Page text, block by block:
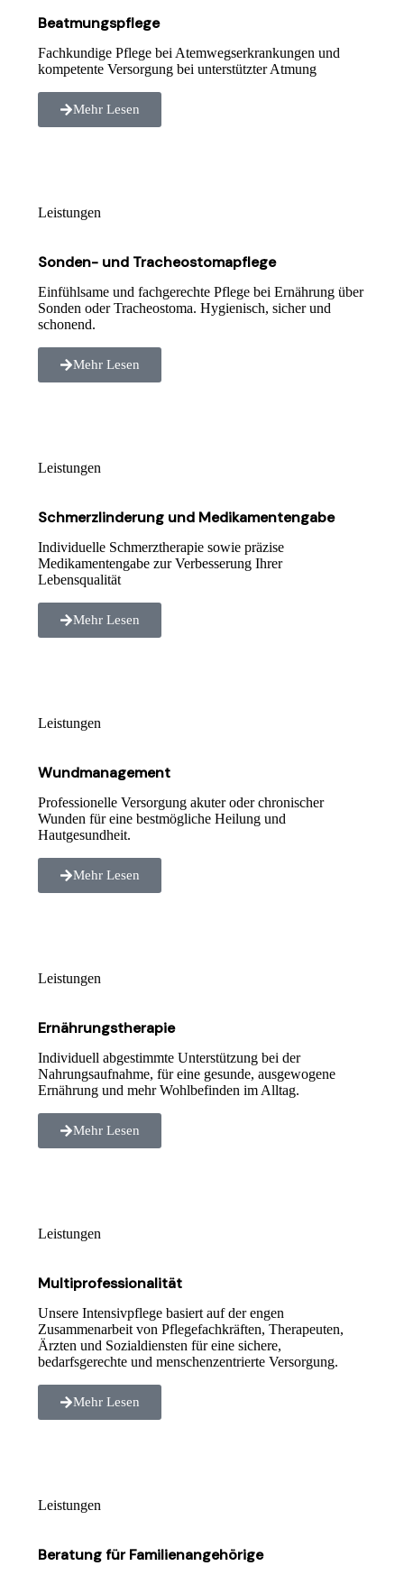
Beatmungspflege
Fachkundige Pflege bei Atemwegserkrankungen und
kompetente Versorgung bei unterstützter Atmung
Mehr Lesen
Leistungen
Sonden- und Tracheostomapflege
Einfühlsame und fachgerechte Pflege bei Ernährung über
Sonden oder Tracheostoma. Hygienisch, sicher und
schonend.
Mehr Lesen
Leistungen
Schmerzlinderung und Medikamentengabe
Individuelle Schmerztherapie sowie präzise
Medikamentengabe zur Verbesserung Ihrer
Lebensqualität
Mehr Lesen
Leistungen
Wundmanagement
Professionelle Versorgung akuter oder chronischer
Wunden für eine bestmögliche Heilung und
Hautgesundheit.
Mehr Lesen
Leistungen
Ernährungstherapie
Individuell abgestimmte Unterstützung bei der
Nahrungsaufnahme, für eine gesunde, ausgewogene
Ernährung und mehr Wohlbefinden im Alltag.
Mehr Lesen
Leistungen
Multiprofessionalität​
Unsere Intensivpflege basiert auf der engen
Zusammenarbeit von Pflegefachkräften, Therapeuten,
Ärzten und Sozialdiensten für eine sichere,
bedarfsgerechte und menschenzentrierte Versorgung.
Mehr Lesen
Leistungen
Beratung für Familienangehörige​